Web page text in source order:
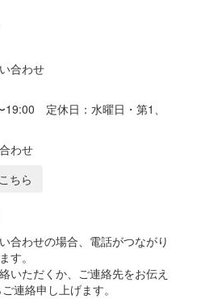
合わせ
19:00 定休日：水曜日・第1、
わせ
ちら
合わせの場合、電話がつながり
す。
いただくか、ご連絡先をお伝え
連絡申し上げます。